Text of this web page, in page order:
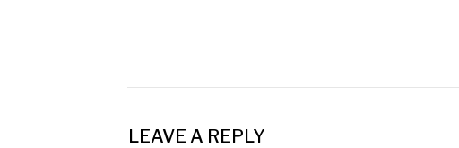
LEAVE A REPLY